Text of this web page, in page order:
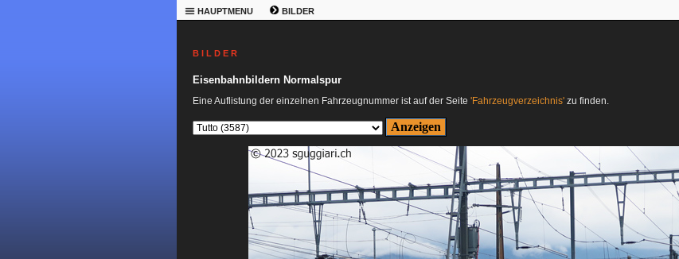
HAUPTMENU BILDER
B I L D E R
Eisenbahnbildern Normalspur
Eine Auflistung der einzelnen Fahrzeugnummer ist auf der Seite 'Fahrzeugverzeichnis' zu finden.